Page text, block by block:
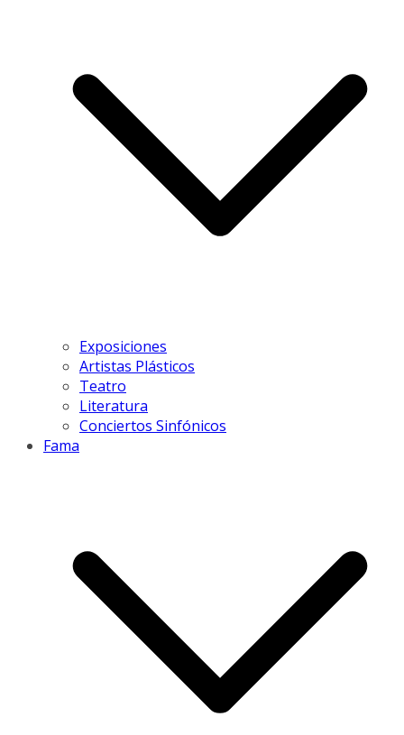
Exposiciones
Artistas Plásticos
Teatro
Literatura
Conciertos Sinfónicos
Fama